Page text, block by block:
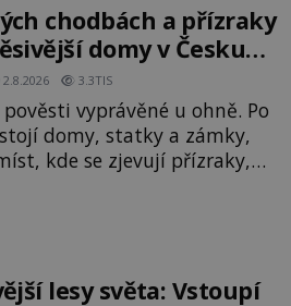
snaha to utajit, někteří z
chodbách a přízraky
domy v Česku
2.8.2026 3.3TIS
vyprávěné u ohně. Po
domy, statky a zámky,
kde se zjevují přízraky,
zvuky nebo se dějí
A právě tato opakující
lesy světa: Vstoupí